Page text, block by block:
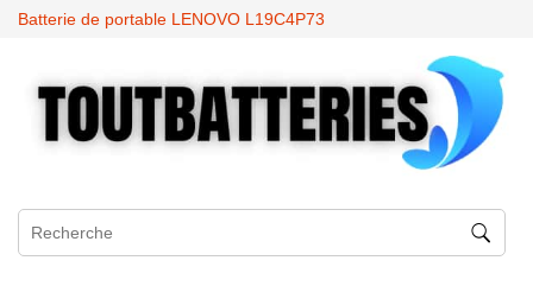
Batterie de portable LENOVO L19C4P73